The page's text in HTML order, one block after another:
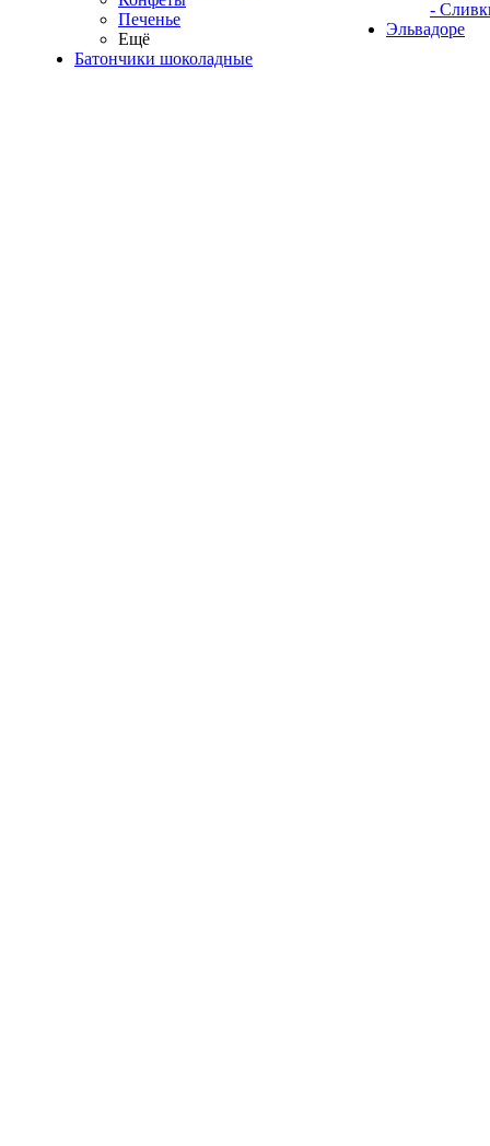
Печенье
Ещё
Батончики шоколадные
-
Эльвадоре